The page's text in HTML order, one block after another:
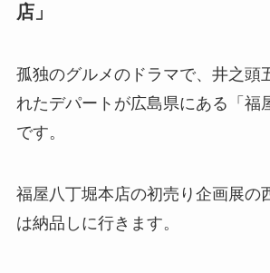
店」
孤独のグルメのドラマで、井之頭
れたデパートが広島県にある「福
です。
福屋八丁堀本店の初売り企画展の
は納品しに行きます。